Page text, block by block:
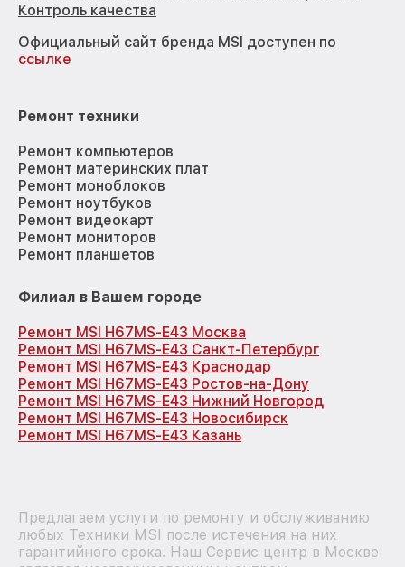
Контроль качества
Официальный сайт бренда MSI доступен по
ссылке
Ремонт техники
Ремонт компьютеров
Ремонт материнских плат
Ремонт моноблоков
Ремонт ноутбуков
Ремонт видеокарт
Ремонт мониторов
Ремонт планшетов
Филиал в Вашем городе
Ремонт MSI H67MS-E43 Москва
Ремонт MSI H67MS-E43 Санкт-Петербург
Ремонт MSI H67MS-E43 Краснодар
Ремонт MSI H67MS-E43 Ростов-на-Дону
Ремонт MSI H67MS-E43 Нижний Новгород
Ремонт MSI H67MS-E43 Новосибирск
Ремонт MSI H67MS-E43 Казань
Предлагаем услуги по ремонту и обслуживанию
любых Техники MSI после истечения на них
гарантийного срока. Наш Сервис центр в Москве